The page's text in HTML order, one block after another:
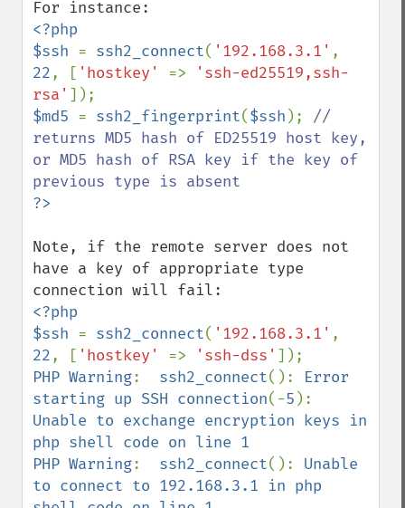
<?php
$ssh = ssh2_connect( '192.168.3.1'
22, [ 'hostkey' =>
'ssh-ed25519,ssh-
rsa'
$md5 = ssh2_fingerprint($ssh ); //
returns MD5 hash of ED25519 host key,
or MD5 hash of RSA key if the key of
Note, if the remote server does not
have a key of appropriate type
<?php
$ssh = ssh2_connect( '192.168.3.1'
22, [ 'hostkey' => 'ssh-dss'
PHP Warning: ssh2_connect(): Error
starting up SSH connection(-5
Unable to exchange encryption keys in
php shell code on line 1
PHP Warning: ssh2_connect(): Unable
to connect to 192.168.3.1 in php